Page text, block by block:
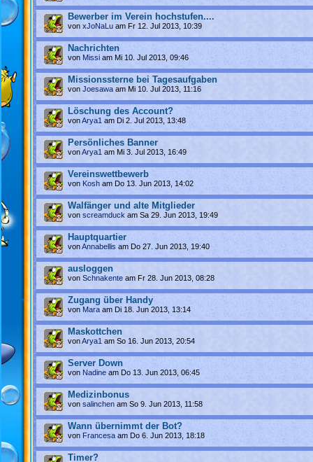
Bewerber im Verein hochstufen....
von xJoNaLu am Fr 12. Jul 2013, 10:39
Nachrichten
von Missi am Mi 10. Jul 2013, 09:46
Missionssterne bei Tagesaufgaben
von Joesawa am Mi 10. Jul 2013, 11:16
Löschung des Account?
vonArya1 am Di 2. Jul 2013, 13:48
Persönliches Banner
vonArya1 am Mi 3. Jul 2013, 16:49
Vereinswettbewerb
von Kosh am Do 13. Jun 2013, 14:02
Walfänger und alte Mitglieder
von screamduck am Sa 29. Jun 2013, 19:49
Hauptquartier
vonAnnabellis am Do 27. Jun 2013, 19:40
ausloggen
von Schnakente am Fr 28. Jun 2013, 08:28
Zugang über Handy
von Mara am Di 18. Jun 2013, 13:14
Maskottchen
vonArya1 am So 16. Jun 2013, 20:54
Server Down
von Nadine am Do 13. Jun 2013, 06:45
Medizinbonus
von salinchen am So 9. Jun 2013, 11:58
Wann übernimmt der Bot?
von Francesa am Do 6. Jun 2013, 18:18
Timer?